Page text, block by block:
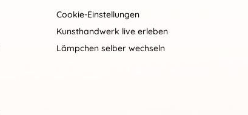
Cookie-Einstellungen
Kunsthandwerk live erleben
Lämpchen selber wechseln